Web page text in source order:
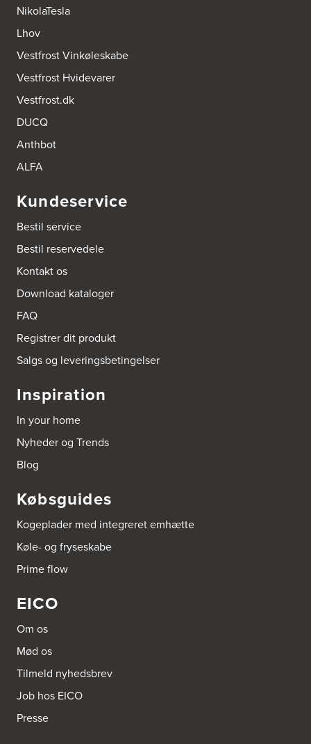
NikolaTesla
Lhov
Vestfrost Vinkøleskabe
Vestfrost Hvidevarer
Vestfrost.dk
DUCQ
Anthbot
ALFA
Kundeservice
Bestil service
Bestil reservedele
Kontakt os
Download kataloger
FAQ
Registrer dit produkt
Salgs og leveringsbetingelser
Inspiration
In your home
Nyheder og Trends
Blog
Købsguides
Kogeplader med integreret emhætte
Køle- og fryseskabe
Prime flow
EICO
Om os
Mød os
Tilmeld nyhedsbrev
Job hos EICO
Presse